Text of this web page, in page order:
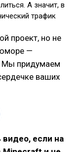
А значит, в
трафик
проект, но не
—
Мы придумаем
ваших
если на